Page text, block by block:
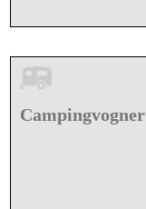
Campingvogner